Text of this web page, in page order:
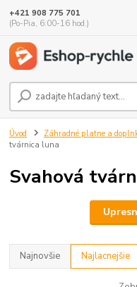
+421 908 775 701
(Po-Pia, 6:00-16 hod.)
Úvod Záhradné platne a
tvárnica luna
Svahová
Najnovšie Najlacnejšie